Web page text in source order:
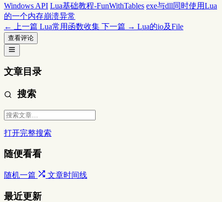
Windows API Lua基础教程-FunWithTables exe与dll同时使用Lua
的一个内存崩溃异常
← 上一篇 Lua常用函数收集 下一篇 → Lua的io及File
查看评论
文章目录
搜索
打开完整搜索
随便看看
随机一篇 文章时间线
最近更新